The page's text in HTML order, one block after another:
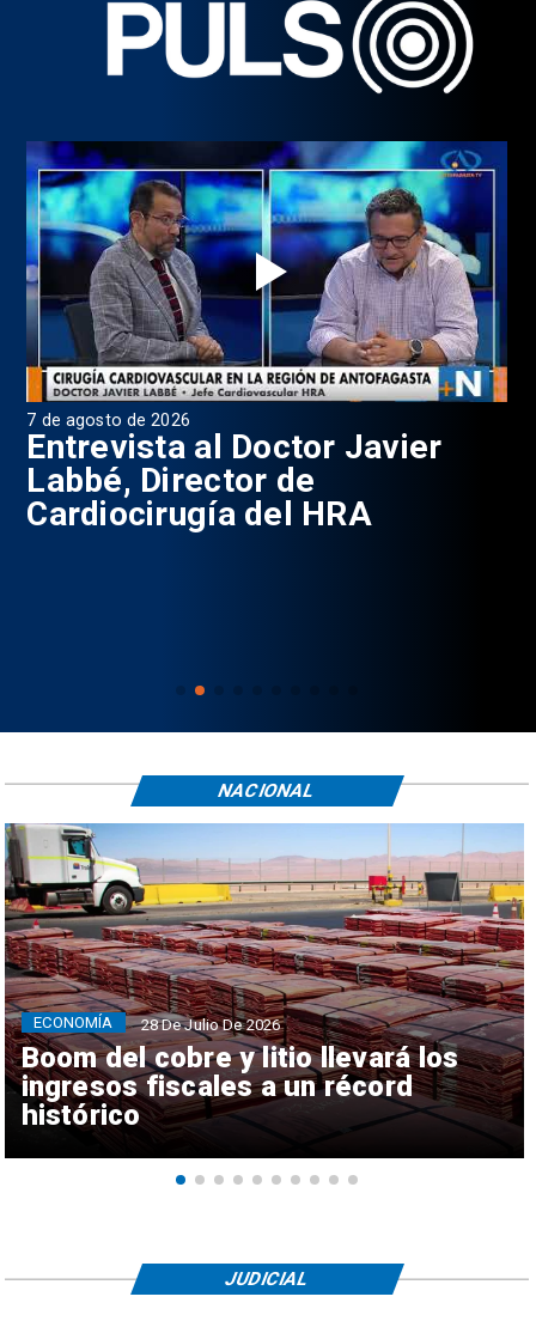
7 de agosto de 2026
Entrevista al Doctor Javier
Labbé, Director de
Cardiocirugía del HRA
Boom del cobre y litio llevará los
ingresos fiscales a un récord
histórico
ECONOMÍA 28 De Julio De 2026
NACIONAL
JUDICIAL